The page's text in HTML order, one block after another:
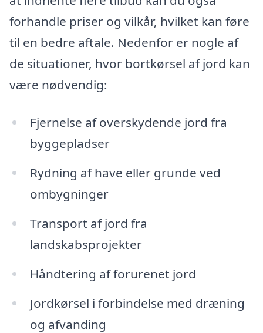
forhandle priser og vilkår, hvilket kan føre
til en bedre aftale. Nedenfor er nogle af
de situationer, hvor bortkørsel af jord kan
være nødvendig:
Fjernelse af overskydende jord fra
byggepladser
Rydning af have eller grunde ved
ombygninger
Transport af jord fra
landskabsprojekter
Håndtering af forurenet jord
Jordkørsel i forbindelse med dræning
og afvanding